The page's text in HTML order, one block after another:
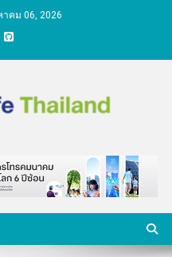
คม 06, 2026
คิด ชีวิตกับ
รรม